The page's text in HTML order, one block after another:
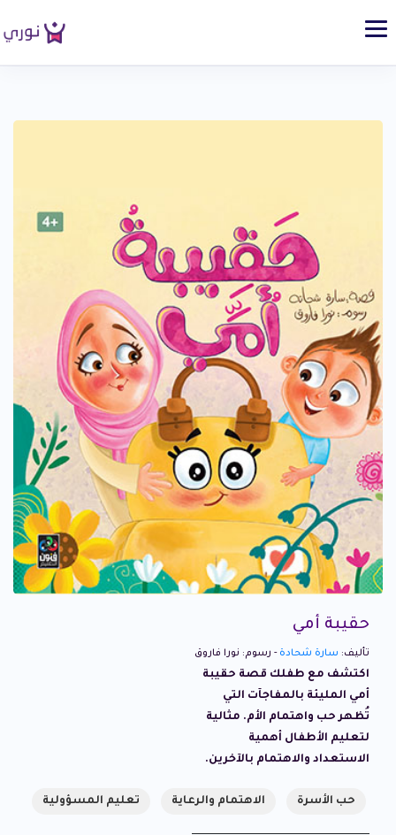
حقيبة أمي
تأليف: سارة شحادة - رسوم: نورا فاروق
اكتشف مع طفلك قصة حقيبة
أمي المليئة بالمفاجآت التي
تُظهر حب واهتمام الأم. مثالية
لتعليم الأطفال أهمية
الاستعداد والاهتمام بالآخرين.
حب الأسرة الاهتمام والرعاية تعليم المسؤولية